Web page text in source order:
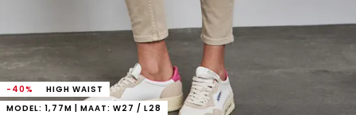
-40%
HIGH WAIST
MODEL: 1,77M | MAAT: W27 / L28